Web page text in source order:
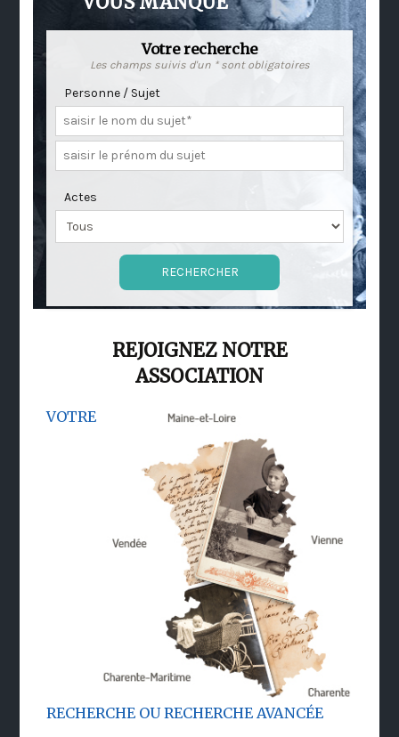
Votre recherche
Les champs suivis d'un * sont obligatoires
Personne / Sujet
Actes
REJOIGNEZ NOTRE
ASSOCIATION
VOTRE
RECHERCHE OU RECHERCHE AVANCÉE